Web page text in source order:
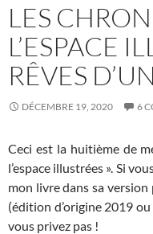
LES
L’ESPACE
RÊVES
DÉCEMBRE 19, 2020 6
Ceci est la huitième de
l’espace illustrées ». Si
mon livre dans sa
(édition d’origine 2019
vous privez pas !